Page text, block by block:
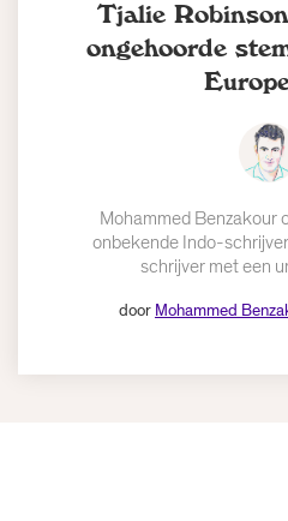
Tjalie
ongehoorde
Mohammed Benzakour
onbekende Indo-
schrijver met een
door Mohammed